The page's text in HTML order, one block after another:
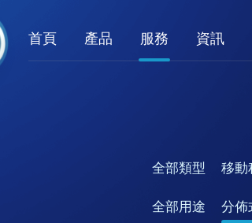
首頁 產品 服務 資訊
全部類型 移動
全部用途 分佈